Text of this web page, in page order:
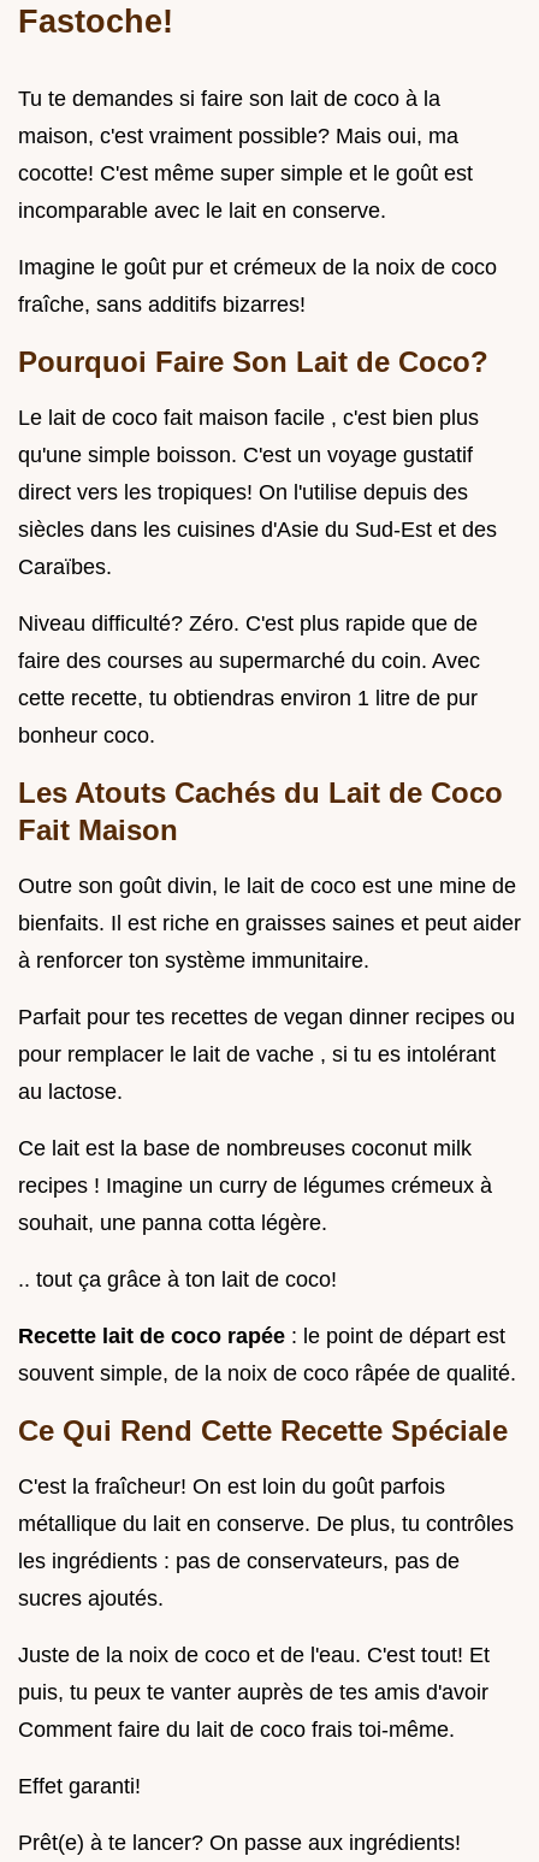
Fastoche!
Tu te demandes si faire son lait de coco à la
maison, c'est vraiment possible? Mais oui, ma
cocotte! C'est même super simple et le goût est
incomparable avec le lait en conserve.
Imagine le goût pur et crémeux de la noix de coco
fraîche, sans additifs bizarres!
Pourquoi Faire Son Lait de Coco?
Le lait de coco fait maison facile , c'est bien plus
qu'une simple boisson. C'est un voyage gustatif
direct vers les tropiques! On l'utilise depuis des
siècles dans les cuisines d'Asie du Sud-Est et des
Caraïbes.
Niveau difficulté? Zéro. C'est plus rapide que de
faire des courses au supermarché du coin. Avec
cette recette, tu obtiendras environ 1 litre de pur
bonheur coco.
Les Atouts Cachés du Lait de Coco
Fait Maison
Outre son goût divin, le lait de coco est une mine de
bienfaits. Il est riche en graisses saines et peut aider
à renforcer ton système immunitaire.
Parfait pour tes recettes de vegan dinner recipes ou
pour remplacer le lait de vache , si tu es intolérant
au lactose.
Ce lait est la base de nombreuses coconut milk
recipes ! Imagine un curry de légumes crémeux à
souhait, une panna cotta légère.
.. tout ça grâce à ton lait de coco!
Recette lait de coco rapée : le point de départ est
souvent simple, de la noix de coco râpée de qualité.
Ce Qui Rend Cette Recette Spéciale
C'est la fraîcheur! On est loin du goût parfois
métallique du lait en conserve. De plus, tu contrôles
les ingrédients : pas de conservateurs, pas de
sucres ajoutés.
Juste de la noix de coco et de l'eau. C'est tout! Et
puis, tu peux te vanter auprès de tes amis d'avoir
Comment faire du lait de coco frais toi-même.
Effet garanti!
Prêt(e) à te lancer? On passe aux ingrédients!